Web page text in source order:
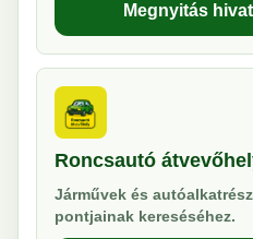
Megnyitás
Roncsautó
Járművek és
pontjainak kereséséhez.